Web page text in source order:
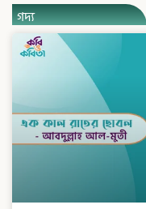
গদ্য